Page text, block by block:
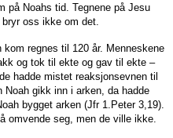
på Noahs tid. Tegnene på Jesu
oss ikke om det.
regnes til 120 år. Menneskene
og tok til ekte og gav til ekte –
hadde mistet reaksjonsevnen til
Noah gikk inn i arken, da hadde
bygget arken (Jfr 1.Peter 3,19).
omvende seg, men de ville ikke.